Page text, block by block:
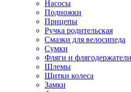
Насосы
Подножки
Прицепы
Ручка родительская
Смазки для велосипеда
Сумки
Фляги и флягодержатели
Шлемы
Щитки колеса
Замки